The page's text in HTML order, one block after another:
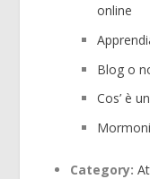
online
Blog o
Cos’ è
Category: